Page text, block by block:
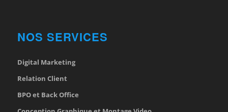
NOS SERVICES
Digital Marketing
Relation Client
BPO et Back Office